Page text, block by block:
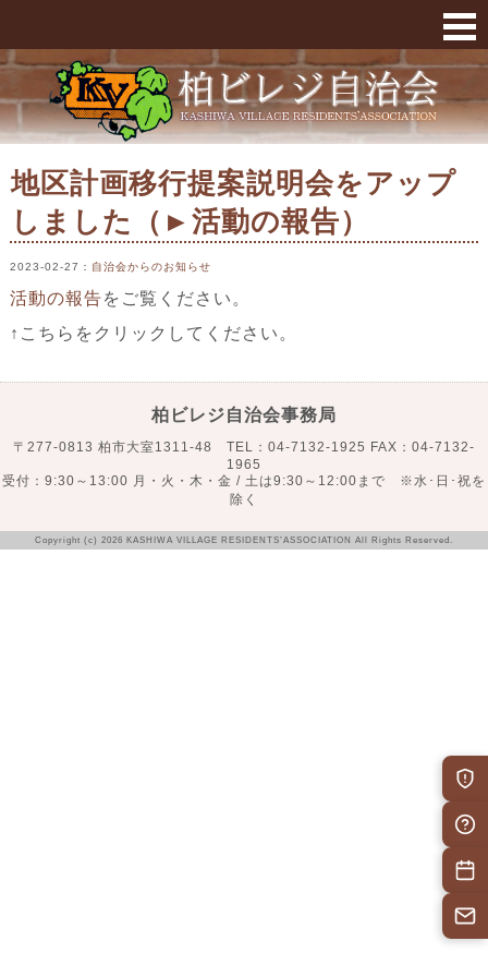
地区計画移行提案説明会をアップしました（►
地区計画移行提案説明会をアップ
しました（►活動の報告）
2023-02-27 ： 自治会からのお知らせ
活動の報告をご覧ください。
↑こちらをクリックしてください。
柏ビレジ自治会事務局
〒277-0813 柏市大室1311-48 TEL：04-7132-1925 FAX：04-7132-
1965
受付：9:30～13:00 月・火・木・金 / 土は9:30～12:00まで ※水･日･祝を
除く
Copyright (c) 2026 KASHIWA VILLAGE RESIDENTS’ASSOCIATION All Rights Reserved.